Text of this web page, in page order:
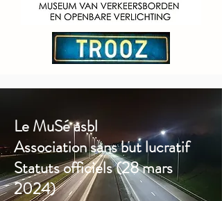
Le MuSé asbl
Association sans but lucratif
Statuts officiels (28 mars
2024)